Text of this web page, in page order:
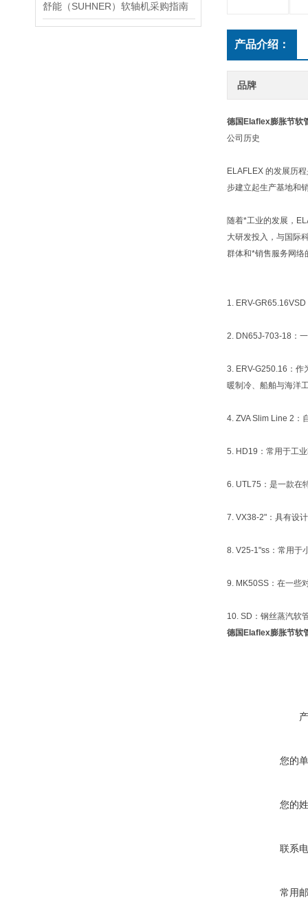
舒能（SUHNER）软轴机采购指南
产品介绍：
品牌
德国Elaflex膨胀节软
公司历史
ELAFLEX 的发展历
步建立起生产基地和
随着*工业的发展，
大研发投入，与国际
群体和*销售服务网络
1. ERV-
2. DN65J-703-18：
3. ERV-G250.16：作
暖制冷、船舶与海洋
4. ZVA Slim Line 2：
5. HD19：常用于工
6. UTL75：是一款在
7. VX38-2"：具有设
8. V25-1"ss：常用于
9. MK50SS：在一些
10. SD：钢丝蒸汽软
德国Elaflex膨胀节软
您的
您的
联系
常用